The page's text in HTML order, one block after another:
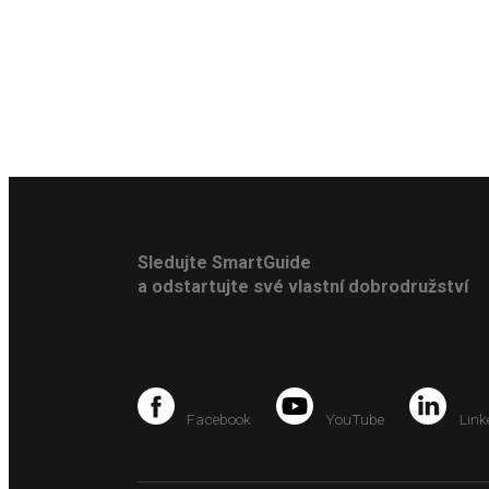
Sledujte SmartGuide
a odstartujte své vlastní dobrodružství
Facebook YouTube